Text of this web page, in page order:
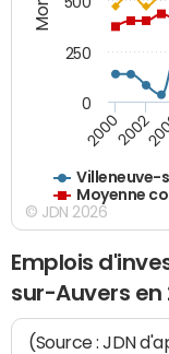
Villeneuve-
Moyenne
20002002
0
250
© JDN 2026
Emplois
sur-Auvers en
(Source : JDN